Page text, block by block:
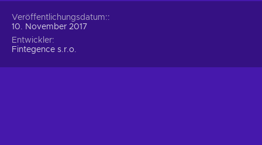
Veröffentlichungsdatum:
10. November 2017
Entwickler
Fintegence s.r.o.